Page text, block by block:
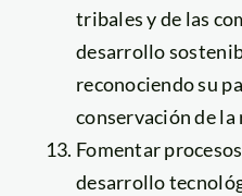
tribales y de las
desarrollo
reconociendo su
conservación de la
Fomentar
desarrollo